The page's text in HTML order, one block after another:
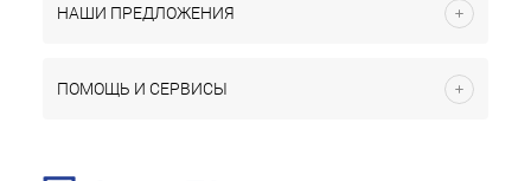
НАШИ ПРЕДЛОЖЕНИЯ
ПОМОЩЬ И СЕРВИСЫ